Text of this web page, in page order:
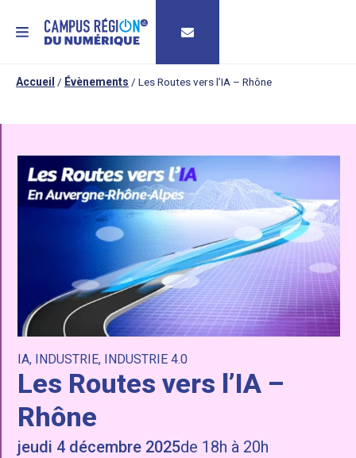
MENU
Accueil / Évènements / Les Routes vers l’IA – Rhône
IA, INDUSTRIE, INDUSTRIE 4.0
Les Routes vers l’IA –
Rhône
jeudi 4 décembre 2025de 18h à 20h